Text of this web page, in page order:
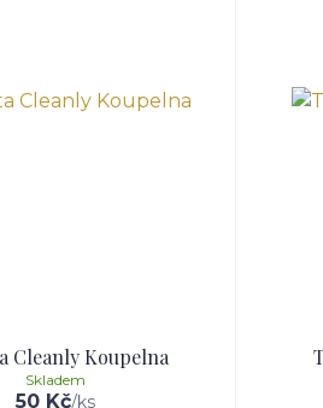
Cleanly Koupelna
50 Kč/ks
Skladem